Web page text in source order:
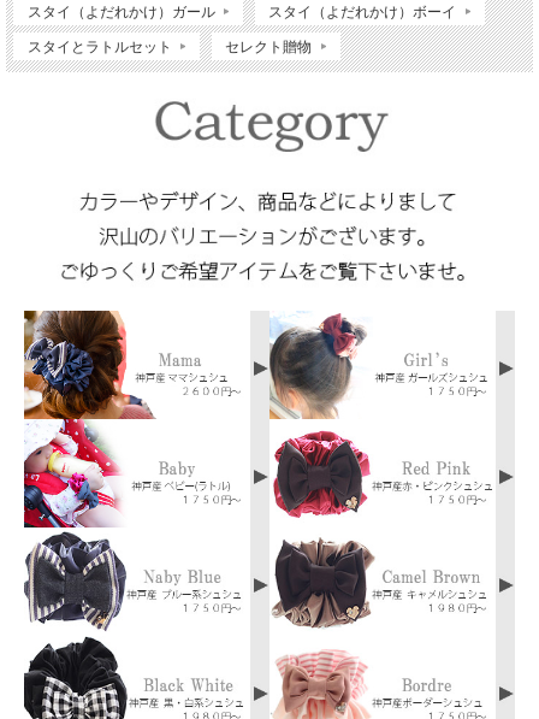
スタイ（よだれかけ）ガール スタイ（よだれかけ）ボーイ
スタイとラトルセット セレクト贈物